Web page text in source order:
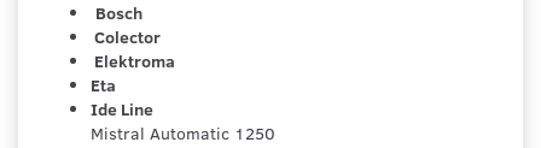
Bosch
Colector
Elektroma
Eta
Ide Line
Mistral Automatic 1250